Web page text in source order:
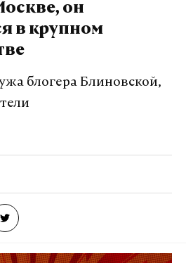
он
в крупном
блогера Блиновской,